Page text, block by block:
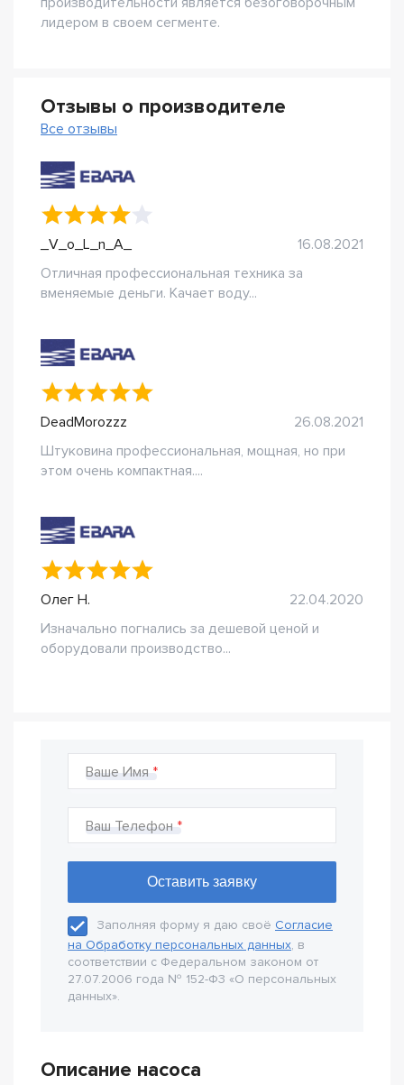
лидером в своем сегменте.
Отзывы о производителе
Все отзывы
_V_o_L_n_A_
16.08.2021
Отличная профессиональная техника за
вменяемые деньги. Качает воду...
DeadMorozzz
26.08.2021
Штуковина профессиональная, мощная, но при
этом очень компактная....
Олег Н.
22.04.2020
Изначально погнались за дешевой ценой и
оборудовали производство...
Ваше Имя
Ваш Телефон
Заполняя форму я даю своё Согласие
на Обработку персональных данных, в
соответствии с Федеральном законом от
27.07.2006 года № 152-Ф3 «О персональных
данных».
Описание насоса